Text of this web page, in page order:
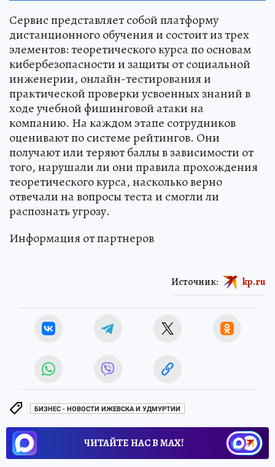
Сервис представляет собой платформу
дистанционного обучения и состоит из трех
элементов: теоретического курса по основам
кибербезопасности и защиты от социальной
инженерии, онлайн-тестирования и
практической проверки усвоенных знаний в
ходе учебной фишинговой атаки на
компанию. На каждом этапе сотрудников
оценивают по системе рейтингов. Они
получают или теряют баллы в зависимости от
того, нарушали ли они правила прохождения
теоретического курса, насколько верно
отвечали на вопросы теста и смогли ли
распознать угрозу.
Информация от партнеров
Источник: kp.ru
БИЗНЕС - НОВОСТИ ИЖЕВСКА И УДМУРТИИ
ЧИТАЙТЕ НАС В МАХ!